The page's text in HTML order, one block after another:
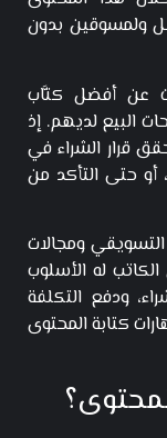
بل ولمسوقين بدون
عن أفضل كتَّاب
البيع لديهم. إذ
قرار الشراء في
حتى التأكد من
التسويقي ومجالات
له الأسلوب
ودفع التكلفة
كتابة المحتوى